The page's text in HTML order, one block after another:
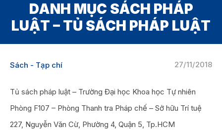
DANH MỤC SÁCH PHÁP
LUẬT – TỦ SÁCH PHÁP LUẬT
27/11/2018
Sách - Tạp chí
Tủ sách pháp luật – Trường Đại học Khoa học Tự nhiên
Phòng F107 – Phòng Thanh tra Pháp chế – Sở hữu Trí tuệ
227, Nguyễn Văn Cừ, Phường 4, Quận 5, Tp.HCM